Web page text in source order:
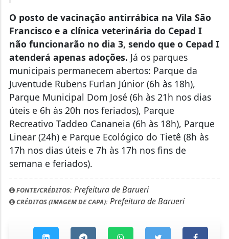
O posto de vacinação antirrábica na Vila São
Francisco e a clínica veterinária do Cepad I
não funcionarão no dia 3, sendo que o Cepad I
atenderá apenas adoções. Já os parques
municipais permanecem abertos: Parque da
Juventude Rubens Furlan Júnior (6h às 18h),
Parque Municipal Dom José (6h às 21h nos dias
úteis e 6h às 20h nos feriados), Parque
Recreativo Taddeo Cananeia (6h às 18h), Parque
Linear (24h) e Parque Ecológico do Tietê (8h às
17h nos dias úteis e 7h às 17h nos fins de
semana e feriados).
FONTE/CRÉDITOS:Prefeitura de Barueri
CRÉDITOS (IMAGEM DE CAPA):Prefeitura de Barueri